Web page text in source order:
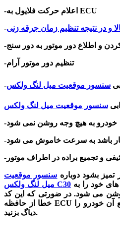
-اعلام حرکت فلایول به ECU
-و در نتیجه تنظیم زمان جرقه زنی
و اطلاع دور موتور به دور سنج
-تنظیم دور موتور آرام
-
-خودرو به هیچ وجه روشن نمی شود
باشد به سرعت خاموش می شود
بشود دوباره سنسور موقعیت
میل لنگ ولکس C30
می شود. در ضورتی که این کد
خطا از حافظه ECU پاک نشده باشد و باید برای رفع آن خودرو را
دیاگ بزنید.